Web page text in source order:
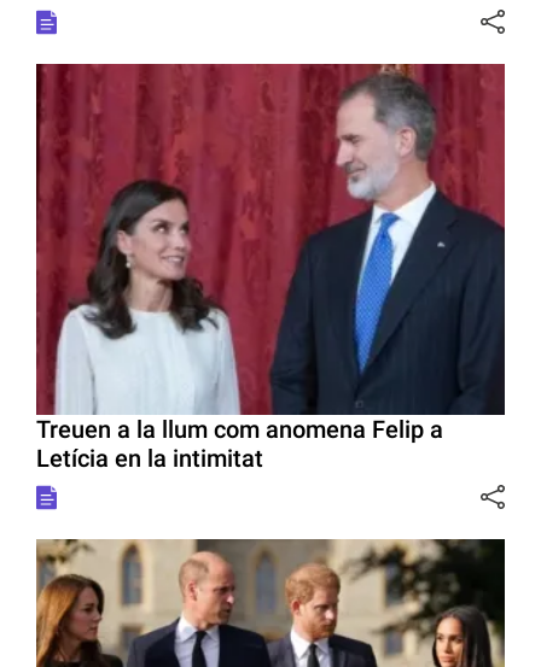
Treuen a la llum com anomena Felip a
Letícia en la intimitat